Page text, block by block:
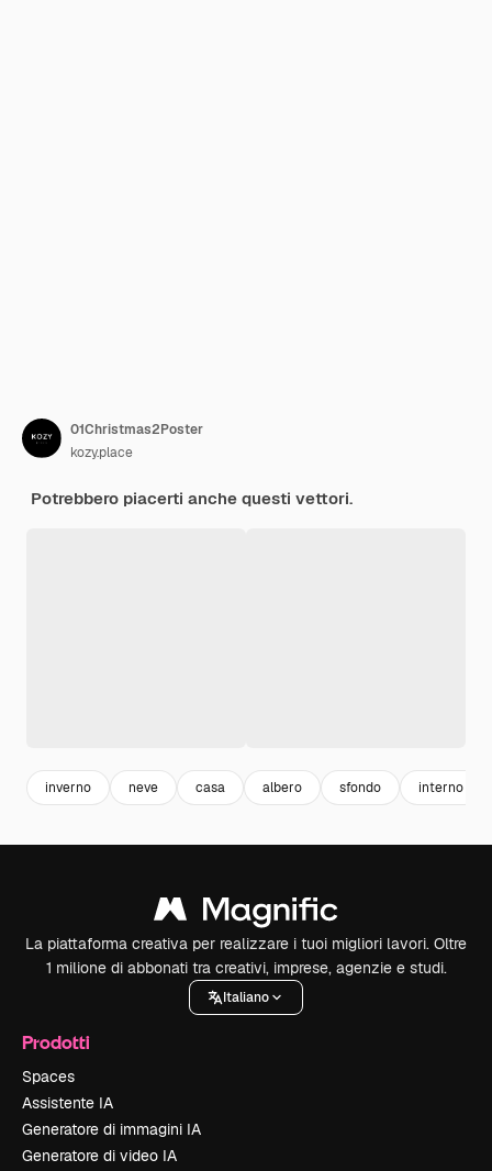
01Christmas2Poster
kozy.place
Potrebbero piacerti anche questi vettori.
inverno neve casa albero sfondo interno
La piattaforma creativa per realizzare i tuoi migliori lavori. Oltre
1 milione di abbonati tra creativi, imprese, agenzie e studi.
Italiano
Prodotti
Spaces
Assistente IA
Generatore di immagini IA
Generatore di video IA